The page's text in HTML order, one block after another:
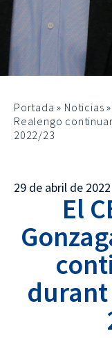
Portada » Noticias »
Realengo
2022/23
29 de abril de 2022
El
durant